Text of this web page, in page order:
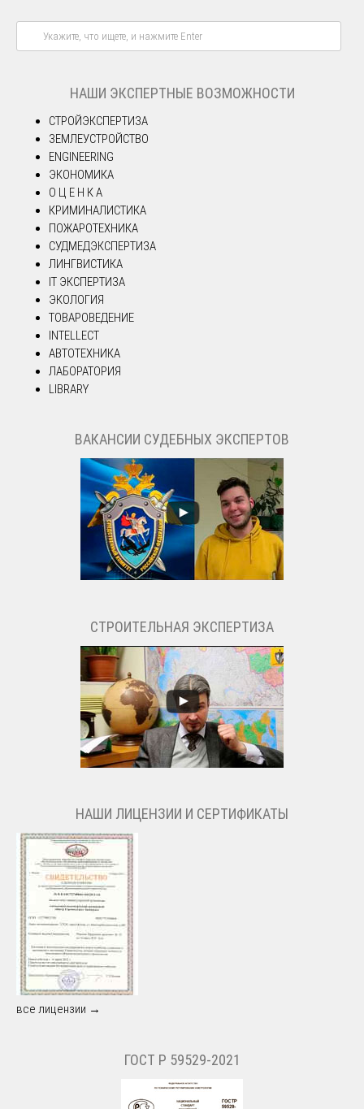
НАШИ ЭКСПЕРТНЫЕ ВОЗМОЖНОСТИ
СТРОЙЭКСПЕРТИЗА
ЗЕМЛЕУСТРОЙСТВО
ENGINEERING
ЭКОНОМИКА
О Ц Е Н К А
КРИМИНАЛИСТИКА
ПОЖАРОТЕХНИКА
СУДМЕДЭКСПЕРТИЗА
ЛИНГВИСТИКА
IT ЭКСПЕРТИЗА
ЭКОЛОГИЯ
ТОВАРОВЕДЕНИЕ
INTELLECT
АВТОТЕХНИКА
ЛАБОРАТОРИЯ
LIBRARY
ВАКАНСИИ СУДЕБНЫХ ЭКСПЕРТОВ
СТРОИТЕЛЬНАЯ ЭКСПЕРТИЗА
НАШИ ЛИЦЕНЗИИ И СЕРТИФИКАТЫ
все лицензии →
ГОСТ Р 59529-2021